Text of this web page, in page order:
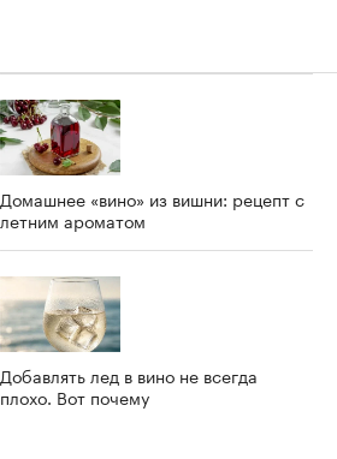
Домашнее «вино» из вишни: рецепт с
летним ароматом
Добавлять лед в вино не всегда
плохо. Вот почему